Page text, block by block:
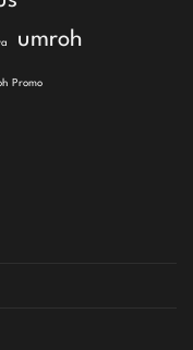
umroh
Promo